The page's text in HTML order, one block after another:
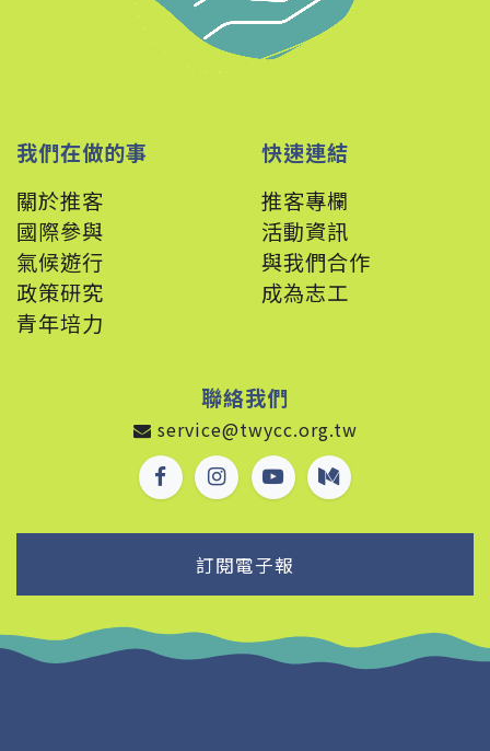
我們在做的事
關於推客
國際參與
氣候遊行
政策研究
青年培力
快速連結
推客專欄
活動資訊
與我們合作
成為志工
聯絡我們
service@twycc.org.tw
訂閱電子報